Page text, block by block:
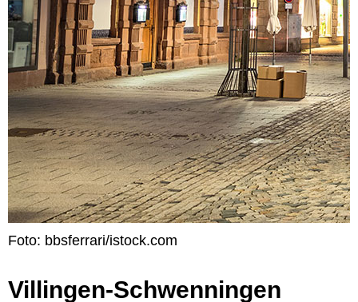
Foto: bbsferrari/istock.com
Villingen-Schwenningen